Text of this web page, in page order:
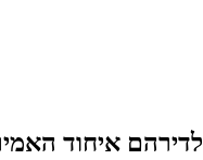
לדירהם איחוד